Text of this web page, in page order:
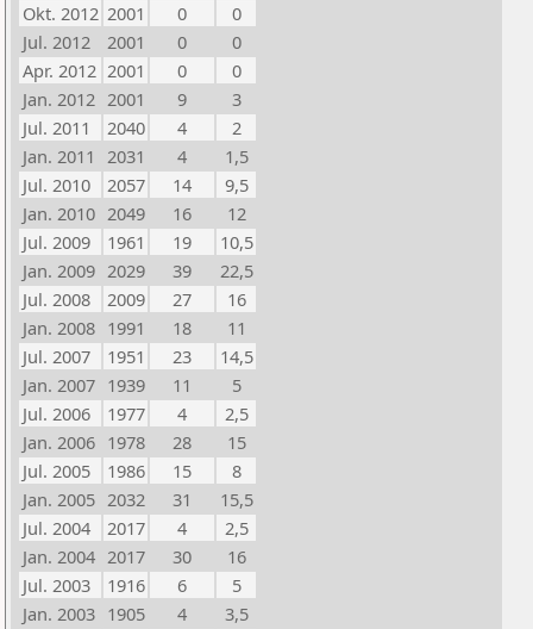
Okt. 2012 2001 0
0
Jul. 2012
2001 0
0
Apr. 2012 2001 0
0
Jan. 2012 2001 9
3
Jul. 2011
2040 4
2
Jan. 2011 2031 4
1,5
Jul. 2010
2057 14
9,5
Jan. 2010 2049 16
12
Jul. 2009
1961 19
10,5
Jan. 2009 2029 39
22,5
Jul. 2008
2009 27
16
Jan. 2008 1991 18
11
Jul. 2007
1951 23
14,5
Jan. 2007 1939 11
5
Jul. 2006
1977 4
2,5
Jan. 2006 1978 28
15
Jul. 2005
1986 15
8
Jan. 2005 2032 31
15,5
Jul. 2004
2017 4
2,5
Jan. 2004 2017 30
16
Jul. 2003
1916 6
5
Jan. 2003 1905 4
3,5